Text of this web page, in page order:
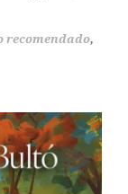
recomendado,